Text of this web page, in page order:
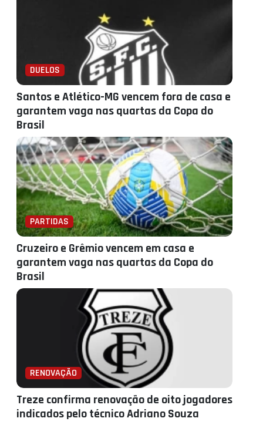
DUELOS
Santos e Atlético-MG vencem fora de casa e
garantem vaga nas quartas da Copa do
Brasil
PARTIDAS
Cruzeiro e Grêmio vencem em casa e
garantem vaga nas quartas da Copa do
Brasil
RENOVAÇÃO
Treze confirma renovação de oito jogadores
indicados pelo técnico Adriano Souza